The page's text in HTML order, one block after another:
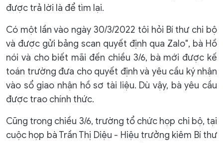
được trả lời là để tìm lại.
Có một lần vào ngày 30/3/2022 tôi hỏi Bí thư chi bộ
và được gửi bảng scan quyết định qua Zalo", bà Hồ
nói và cho biết mãi đến chiều 3/6, bà mới được kế
toán trường đưa cho quyết định và yêu cầu ký nhận
vào sổ giao nhận hồ sơ tài liệu. Dù vậy, bà yêu cầu
được trao chính thức.
Cũng trong chiều 3/6, trường tổ chức họp chi bộ, tại
cuộc họp bà Trần Thị Diệu - Hiệu trưởng kiêm Bí thư